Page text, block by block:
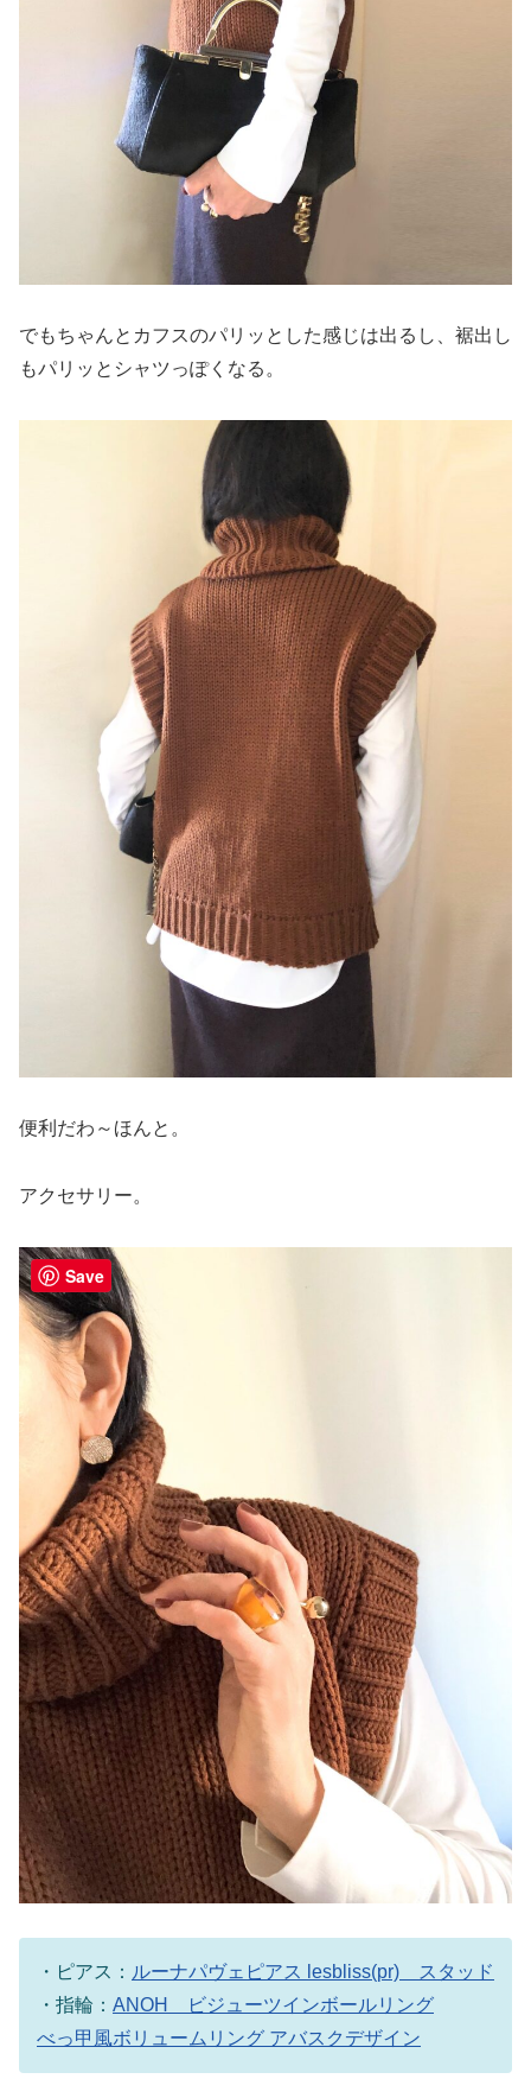
でもちゃんとカフスのパリッとした感じは出るし、裾出し
もパリッとシャツっぽくなる。
便利だわ～ほんと。
アクセサリー。
・ピアス： ルーナパヴェピアス lesbliss(pr) スタッド
・指輪： ANOH ビジューツインボールリング
べっ甲風ボリュームリング アバスクデザイン
Save